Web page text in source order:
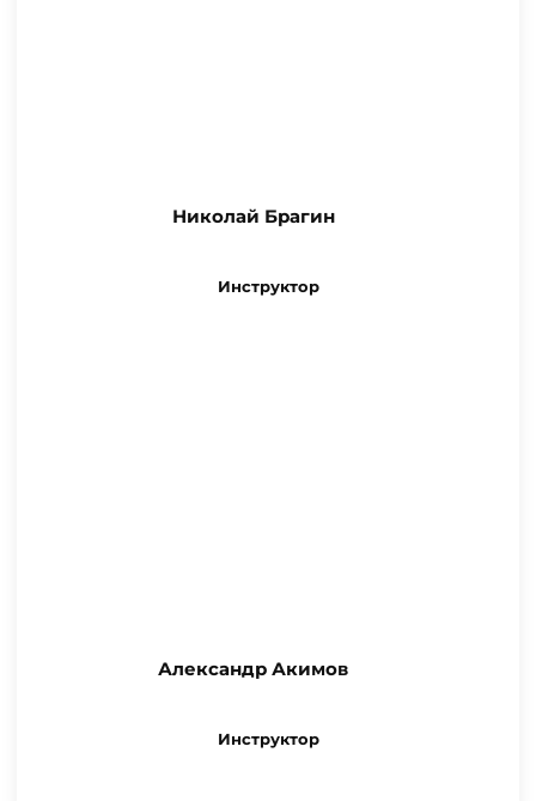
Николай Брагин
Инструктор
Александр Акимов
Инструктор